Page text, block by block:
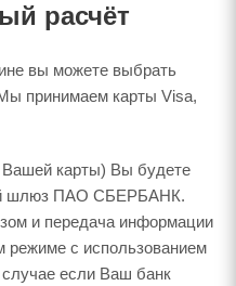
расчёт
вы можете выбрать
принимаем карты Visa,
Вашей карты) Вы будете
шлюз ПАО СБЕРБАНК.
и передача информации
с использованием
если Ваш банк